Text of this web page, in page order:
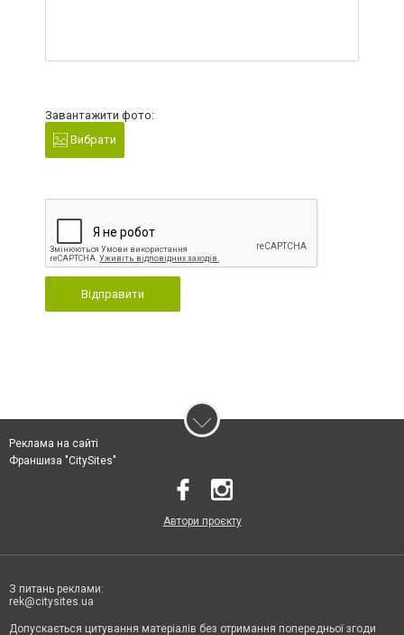
Завантажити фото:
Вибрати
Відправити
Реклама на сайті
Франшиза "CitySites"
Автори проєкту
З питань реклами:
rek@citysites.ua
Допускається цитування матеріалів без отримання попередньої згоди